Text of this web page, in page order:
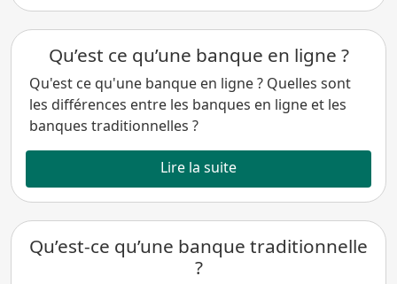
Qu’est ce qu’une banque en ligne ?
Qu'est ce qu'une banque en ligne ? Quelles sont
les différences entre les banques en ligne et les
banques traditionnelles ?
Lire la suite
Qu’est-ce qu’une banque traditionnelle
?